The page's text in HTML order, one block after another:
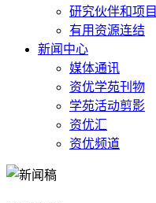
研究伙伴和项目
有用资源连结
新闻中心
媒体通讯
资优学苑刊物
学苑活动剪影
资优汇
资优频道